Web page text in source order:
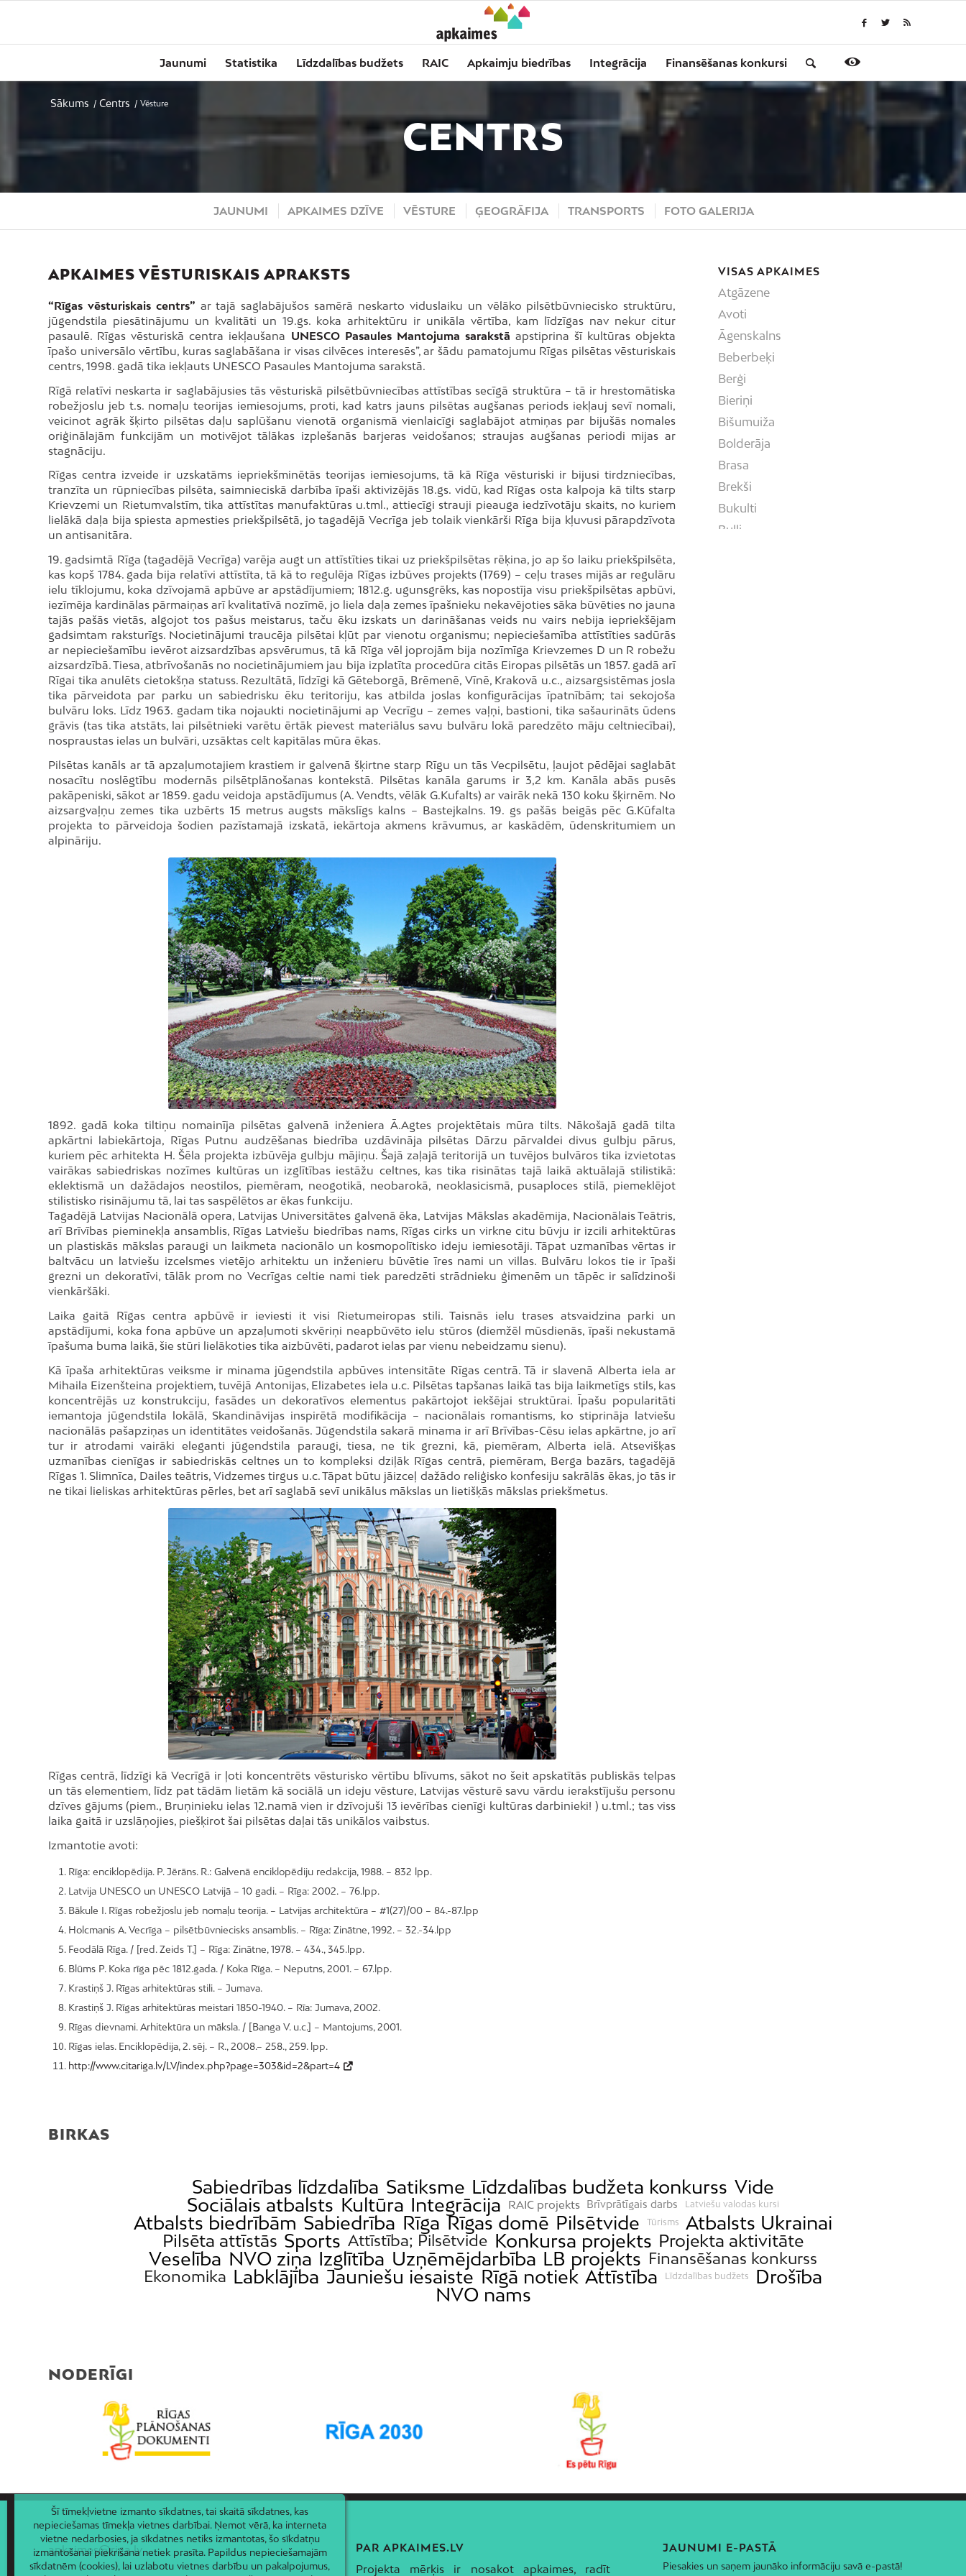
Jaunumi Statistika Līdzdalības budžets RAIC Apkaimju biedrības Integrācija Finansēšanas konkursi
Sākums / Centrs / Vēsture
CENTRS
JAUNUMI APKAIMES DZĪVE VĒSTURE ĢEOGRĀFIJA TRANSPORTS FOTO GALERIJA
APKAIMES VĒSTURISKAIS APRAKSTS
“Rīgas vēsturiskais centrs” ar tajā saglabājušos samērā neskarto viduslaiku un vēlāko pilsētbūvniecisko struktūru,
jūgendstila piesātinājumu un kvalitāti un 19.gs. koka arhitektūru ir unikāla vērtība, kam līdzīgas nav nekur citur
pasaulē. Rīgas vēsturiskā centra iekļaušana UNESCO Pasaules Mantojuma sarakstā apstiprina šī kultūras objekta
īpašo universālo vērtību, kuras saglabāšana ir visas cilvēces interesēs”, ar šādu pamatojumu Rīgas pilsētas vēsturiskais
centrs, 1998. gadā tika iekļauts UNESCO Pasaules Mantojuma sarakstā.
Rīgā relatīvi neskarta ir saglabājusies tās vēsturiskā pilsētbūvniecības attīstības secīgā struktūra – tā ir hrestomātiska
robežjoslu jeb t.s. nomaļu teorijas iemiesojums, proti, kad katrs jauns pilsētas augšanas periods iekļauj sevī nomali,
veicinot agrāk šķirto pilsētas daļu saplūšanu vienotā organismā vienlaicīgi saglabājot atmiņas par bijušās nomales
oriģinālajām funkcijām un motivējot tālākas izplešanās barjeras veidošanos; straujas augšanas periodi mijas ar
stagnāciju.
Rīgas centra izveide ir uzskatāms iepriekšminētās teorijas iemiesojums, tā kā Rīga vēsturiski ir bijusi tirdzniecības,
tranzīta un rūpniecības pilsēta, saimnieciskā darbība īpaši aktivizējās 18.gs. vidū, kad Rīgas osta kalpoja kā tilts starp
Krievzemi un Rietumvalstīm, tika attīstītas manufaktūras u.tml., attiecīgi strauji pieauga iedzīvotāju skaits, no kuriem
lielākā daļa bija spiesta apmesties priekšpilsētā, jo tagadējā Vecrīga jeb tolaik vienkārši Rīga bija kļuvusi pārapdzīvota
un antisanitāra.
19. gadsimtā Rīga (tagadējā Vecrīga) varēja augt un attīstīties tikai uz priekšpilsētas rēķina, jo ap šo laiku priekšpilsēta,
kas kopš 1784. gada bija relatīvi attīstīta, tā kā to regulēja Rīgas izbūves projekts (1769) – ceļu trases mijās ar regulāru
ielu tīklojumu, koka dzīvojamā apbūve ar apstādījumiem; 1812.g. ugunsgrēks, kas nopostīja visu priekšpilsētas apbūvi,
iezīmēja kardinālas pārmaiņas arī kvalitatīvā nozīmē, jo liela daļa zemes īpašnieku nekavējoties sāka būvēties no jauna
tajās pašās vietās, algojot tos pašus meistarus, taču ēku izskats un darināšanas veids nu vairs nebija iepriekšējam
gadsimtam raksturīgs. Nocietinājumi traucēja pilsētai kļūt par vienotu organismu; nepieciešamība attīstīties sadūrās
ar nepieciešamību ievērot aizsardzības apsvērumus, tā kā Rīga vēl joprojām bija nozīmīga Krievzemes D un R robežu
aizsardzībā. Tiesa, atbrīvošanās no nocietinājumiem jau bija izplatīta procedūra citās Eiropas pilsētās un 1857. gadā arī
Rīgai tika anulēts cietokšņa statuss. Rezultātā, līdzīgi kā Gēteborgā, Brēmenē, Vīnē, Krakovā u.c., aizsargsistēmas josla
tika pārveidota par parku un sabiedrisku ēku teritoriju, kas atbilda joslas konfigurācijas īpatnībām; tai sekojoša
bulvāru loks. Līdz 1963. gadam tika nojaukti nocietinājumi ap Vecrīgu – zemes vaļņi, bastioni, tika sašaurināts ūdens
grāvis (tas tika atstāts, lai pilsētnieki varētu ērtāk pievest materiālus savu bulvāru lokā paredzēto māju celtniecībai),
nospraustas ielas un bulvāri, uzsāktas celt kapitālas mūra ēkas.
Pilsētas kanāls ar tā apzaļumotajiem krastiem ir galvenā šķirtne starp Rīgu un tās Vecpilsētu, ļaujot pēdējai saglabāt
nosacītu noslēgtību modernās pilsētplānošanas kontekstā. Pilsētas kanāla garums ir 3,2 km. Kanāla abās pusēs
pakāpeniski, sākot ar 1859. gadu veidoja apstādījumus (A. Vendts, vēlāk G.Kufalts) ar vairāk nekā 130 koku šķirnēm. No
aizsargvaļņu zemes tika uzbērts 15 metrus augsts mākslīgs kalns – Bastejkalns. 19. gs pašās beigās pēc G.Kūfalta
projekta to pārveidoja šodien pazīstamajā izskatā, iekārtoja akmens krāvumus, ar kaskādēm, ūdenskritumiem un
alpināriju.
Foto: I.Kubliņš
1892. gadā koka tiltiņu nomainīja pilsētas galvenā inženiera Ā.Agtes projektētais mūra tilts. Nākošajā gadā tilta
apkārtni labiekārtoja, Rīgas Putnu audzēšanas biedrība uzdāvināja pilsētas Dārzu pārvaldei divus gulbju pārus,
kuriem pēc arhitekta H. Šēla projekta izbūvēja gulbju mājiņu. Šajā zaļajā teritorijā un tuvējos bulvāros tika izvietotas
vairākas sabiedriskas nozīmes kultūras un izglītības iestāžu celtnes, kas tika risinātas tajā laikā aktuālajā stilistikā:
eklektismā un dažādajos neostilos, piemēram, neogotikā, neobarokā, neoklasicismā, pusaploces stilā, piemeklējot
stilistisko risinājumu tā, lai tas saspēlētos ar ēkas funkciju.
Tagadējā Latvijas Nacionālā opera, Latvijas Universitātes galvenā ēka, Latvijas Mākslas akadēmija, Nacionālais Teātris,
arī Brīvības pieminekļa ansamblis, Rīgas Latviešu biedrības nams, Rīgas cirks un virkne citu būvju ir izcili arhitektūras
un plastiskās mākslas paraugi un laikmeta nacionālo un kosmopolītisko ideju iemiesotāji. Tāpat uzmanības vērtas ir
baltvācu un latviešu izcelsmes vietējo arhitektu un inženieru būvētie īres nami un villas. Bulvāru lokos tie ir īpaši
grezni un dekoratīvi, tālāk prom no Vecrīgas celtie nami tiek paredzēti strādnieku ģimenēm un tāpēc ir salīdzinoši
vienkāršāki.
Laika gaitā Rīgas centra apbūvē ir ieviesti it visi Rietumeiropas stili. Taisnās ielu trases atsvaidzina parki un
apstādījumi, koka fona apbūve un apzaļumoti skvēriņi neapbūvēto ielu stūros (diemžēl mūsdienās, īpaši nekustamā
īpašuma buma laikā, šie stūri lielākoties tika aizbūvēti, padarot ielas par vienu nebeidzamu sienu).
Kā īpaša arhitektūras veiksme ir minama jūgendstila apbūves intensitāte Rīgas centrā. Tā ir slavenā Alberta iela ar
Mihaila Eizenšteina projektiem, tuvējā Antonijas, Elizabetes iela u.c. Pilsētas tapšanas laikā tas bija laikmetīgs stils, kas
koncentrējās uz konstrukciju, fasādes un dekoratīvos elementus pakārtojot iekšējai struktūrai. Īpašu popularitāti
iemantoja jūgendstila lokālā, Skandināvijas inspirētā modifikācija – nacionālais romantisms, ko stiprināja latviešu
nacionālās pašapziņas un identitātes veidošanās. Jūgendstila sakarā minama ir arī Brīvības-Cēsu ielas apkārtne, jo arī
tur ir atrodami vairāki eleganti jūgendstila paraugi, tiesa, ne tik grezni, kā, piemēram, Alberta ielā. Atsevišķas
uzmanības cienīgas ir sabiedriskās celtnes un to kompleksi dziļāk Rīgas centrā, piemēram, Berga bazārs, tagadējā
Rīgas 1. Slimnīca, Dailes teātris, Vidzemes tirgus u.c. Tāpat būtu jāizceļ dažādo reliģisko konfesiju sakrālās ēkas, jo tās ir
ne tikai lieliskas arhitektūras pērles, bet arī saglabā sevī unikālus mākslas un lietišķās mākslas priekšmetus.
Foto: I.Kubliņš
Rīgas centrā, līdzīgi kā Vecrīgā ir ļoti koncentrēts vēsturisko vērtību blīvums, sākot no šeit apskatītās publiskās telpas
un tās elementiem, līdz pat tādām lietām kā sociālā un ideju vēsture, Latvijas vēsturē savu vārdu ierakstījušu personu
dzīves gājums (piem., Bruņinieku ielas 12.namā vien ir dzīvojuši 13 ievērības cienīgi kultūras darbinieki! ) u.tml.; tas viss
laika gaitā ir uzslāņojies, piešķirot šai pilsētas daļai tās unikālos vaibstus.
Izmantotie avoti:
Rīga: enciklopēdija. P. Jērāns. R.: Galvenā enciklopēdiju redakcija, 1988. – 832 lpp.
Latvija UNESCO un UNESCO Latvijā – 10 gadi. – Rīga: 2002. – 76.lpp.
Bākule I. Rīgas robežjoslu jeb nomaļu teorija. – Latvijas architektūra – #1(27)/00 – 84.-87.lpp
Holcmanis A. Vecrīga – pilsētbūvniecisks ansamblis. – Rīga: Zinātne, 1992. – 32.-34.lpp
Feodālā Rīga. / [red. Zeids T.] – Rīga: Zinātne, 1978. – 434., 345.lpp.
Blūms P. Koka rīga pēc 1812.gada. / Koka Rīga. – Neputns, 2001. – 67.lpp.
Krastiņš J. Rīgas arhitektūras stili. – Jumava.
Krastiņš J. Rīgas arhitektūras meistari 1850-1940. – Rīa: Jumava, 2002.
Rīgas dievnami. Arhitektūra un māksla. / [Banga V. u.c.] – Mantojums, 2001.
Rīgas ielas. Enciklopēdija, 2. sēj. – R., 2008.– 258., 259. lpp.
http://www.citariga.lv/LV/index.php?page=303&id=2&part=4
VISAS APKAIMES
Atgāzene
Avoti
Āgenskalns
Beberbeķi
Berģi
Bieriņi
Bišumuiža
Bolderāja
Brasa
Brekši
Bukulti
Buļļi
BIRKAS
Sabiedrības līdzdalība Satiksme Līdzdalības budžeta konkurss Vide
Sociālais atbalsts Kultūra Integrācija RAIC projekts Brīvprātīgais darbs Latviešu valodas kursi
Atbalsts biedrībām Sabiedrība Rīga Rīgas domē Pilsētvide Tūrisms Atbalsts Ukrainai
Pilsēta attīstās Sports Attīstība; Pilsētvide Konkursa projekts Projekta aktivitāte
Veselība NVO ziņa Izglītība Uzņēmējdarbība LB projekts Finansēšanas konkurss
Ekonomika Labklājība Jauniešu iesaiste Rīgā notiek Attīstība Līdzdalības budžets
Drošība
NVO nams
NODERĪGI
apkaimes@riga.lv PAR APKAIMES.LV
Projekta mērķis ir nosakot apkaimes, radīt
JAUNUMI E-PASTĀ
Piesakies un saņem jaunāko informāciju savā e-pastā!
Šī tīmekļvietne izmanto sīkdatnes, tai skaitā sīkdatnes, kas
nepieciešamas tīmekļa vietnes darbībai. Ņemot vērā, ka interneta
vietne nedarbosies, ja sīkdatnes netiks izmantotas, šo sīkdatņu
izmantošanai piekrišana netiek prasīta. Papildus nepieciešamajām
sīkdatnēm (cookies), lai uzlabotu vietnes darbību un pakalpojumus,